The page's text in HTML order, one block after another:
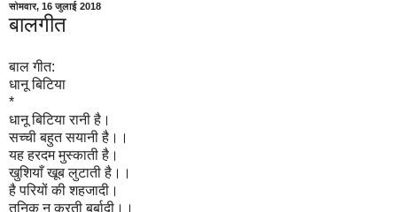
सोमवार, 16 जुलाई 2018
बालगीत
बाल गीत:
धानू बिटिया
*
धानू बिटिया रानी है।
सच्ची बहुत सयानी है।।
यह हरदम मुस्काती है।
खुशियाँ खूब लुटाती है।।
है परियों की शहजादी।
तनिक न करती बर्बादी।।